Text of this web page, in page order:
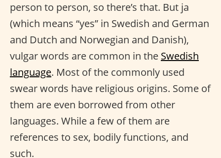
person to person, so there’s that. But ja
(which means “yes” in Swedish and German
and Dutch and Norwegian and Danish),
vulgar words are common in the Swedish
language. Most of the commonly used
swear words have religious origins. Some of
them are even borrowed from other
languages. While a few of them are
references to sex, bodily functions, and
such.